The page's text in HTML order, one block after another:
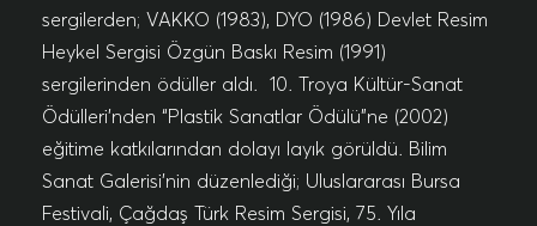
sergilerden; VAKKO (1983), DYO (1986) Devlet Resim
Heykel Sergisi Özgün Baskı Resim (1991)
sergilerinden ödüller aldı. 10. Troya Kültür-Sanat
Ödülleri’nden “Plastik Sanatlar Ödülü”ne (2002)
eğitime katkılarından dolayı layık görüldü. Bilim
Sanat Galerisi’nin düzenlediği; Uluslararası Bursa
Festivali, Çağdaş Türk Resim Sergisi, 75. Yıla